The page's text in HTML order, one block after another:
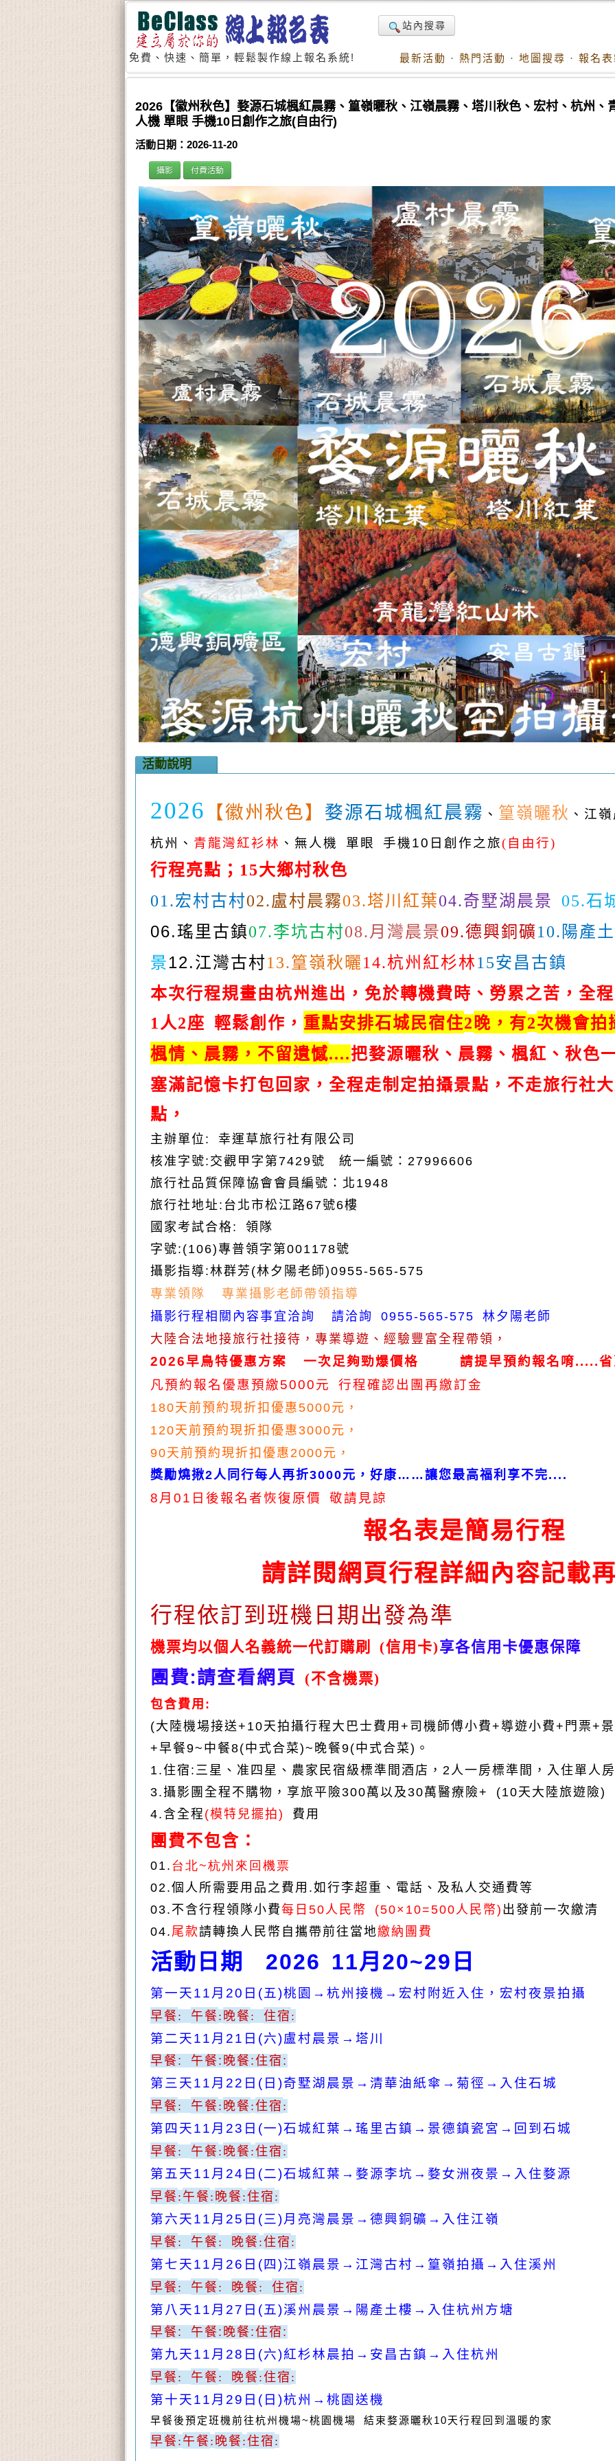
免費、快速、簡單，輕鬆製作線上報名系統!
站內搜尋
最新活動 · 熱門活動 · 地圖搜尋 · 報名
2026【徽州秋色】婺源石城楓紅晨霧、篁嶺曬秋、江嶺晨霧、塔川秋色、宏村、杭州、
人機 單眼 手機10日創作之旅(自由行)
活動日期：2026-11-20
攝影 付費活動
活動說明
2026 【徽州秋色】 婺源石城楓紅晨霧 、 篁嶺曬秋 、江
杭州、 青龍灣紅衫林 、無人機 單眼 手機10 日創作之旅( 自由行)
行程亮點； 15大鄉村秋色
01.宏村古村02.盧村晨霧03.塔川紅葉04.奇墅湖晨景 05.石
06.瑤里古鎮07.李坑古村08.月灣晨景09.德興銅礦10.陽產
景12.江灣古村13.篁嶺秋曬14.杭州紅杉林15安昌古鎮
本次行程規畫由杭州進出，免於轉機費時、勞累之苦，全
1人2座 輕鬆創作， 重點安排石城民宿住2晚，有2次機會拍
楓情、晨霧，不留遺憾....把婺源曬秋、晨霧、楓紅、秋色
塞滿記憶卡打包回家，全程走制定拍攝景點，不走旅行社
點，
主辦單位 : 幸運草旅行社有限公司
核准字號: 交觀甲字第 7429號 統一編號： 27996606
旅行社品質保障協會會員編號：北 1948
旅行社地址 : 台北市松江路67號6樓
國家考試合格: 領隊
字號:(106)專普領字第001178號
攝影指導:林群芳 (林夕陽老師)0955-565-575
專業領隊
專業攝影老師帶領指導
攝影行程相關內容事宜洽詢
請洽詢 0955-565-575 林夕陽老師
大陸合法地接旅行社接待，專業導遊、經驗豐富全程帶領，
2026早鳥特優惠方案 一次足夠勁爆價格 請提早預約報名唷.....
凡預約報名優惠預繳5000元 行程確認出團再繳訂金
180天前預約現折扣優惠5000元，
120天前預約現折扣優惠3000元，
90天前預約現折扣優惠2000元，
獎勵燒揪2人同行每人再折3000元， 好康 …… 讓您最高福利享不完....
8月 01 日後報名者恢復原價 敬請見諒
報名表是簡易行程
請詳閱網頁行程詳細內容記載
行程依訂到班機日期出發為準
機票均以個人名義統一代訂購刷 (信用卡)享各信用卡優惠保障
團費:請查看網頁 (不含機票)
包含費用 :
(大陸機場接送+10天拍攝行程大巴士費用 + 司機師傅小費+ 導遊小費+ 門票+
+早餐9~ 中餐8(中式合菜)~ 晚餐9(中式合菜) 。
1.住宿 : 三星、准四星、農家民宿級標準間酒店， 2人一房標準間，入住單人
3.攝影團全程不購物，享旅平險300萬以及30萬醫療險+ (10天大陸旅遊險)
4. 含全程 (模特兒擺拍) 費用
團費不包含：
01. 台北~杭州來回機票
02.個人所需要用品之費用 .如行李超重、電話、及私人交通費等
03. 不含行程領隊小費每日 50人民幣 (50× 10=500人民幣) 出發前一次繳清
04. 尾款請轉換人民幣 自攜帶 前往當地繳納團費
活動日期 2026 11月 20~29 日
第一天11月 20 日 (五)桃園→杭州接機→宏村附近入住，宏村夜景拍攝
早餐 : 午餐 : 晚餐 : 住宿 :
第二天11月 21 日 (六)盧村晨景→塔川
早餐 : 午餐 : 晚餐 :住宿 :
第三天11月 22 日 ( 日 )奇墅湖晨景→清華油紙傘→菊徑→入住石城
早餐 : 午餐 : 晚餐 :住宿 :
第四天11月 23 日 (一)石城紅葉→瑤里古鎮→景德鎮瓷宮→回到石城
早餐 : 午餐 : 晚餐 :住宿 :
第五天11月 24 日 (二)石城紅葉→婺源李坑→婺女洲夜景→入住婺源
早餐 : 午餐 : 晚餐 :住宿 :
第六天11月 25 日 (三)月亮灣晨景→德興銅礦→入住江嶺
早餐 : 午餐 : 晚餐 :住宿 :
第七天11月 26 日 ( 四 )江嶺晨景→江灣古村→篁嶺拍攝→入住溪州
早餐 : 午餐 : 晚餐 : 住宿 :
第八天11月 27 日 (五)溪州晨景→陽產土樓→入住杭州方塘
早餐 : 午餐 : 晚餐 :住宿 :
第九天11月 28 日 (六)紅杉林晨拍→安昌古鎮→入住杭州
早餐 : 午餐 : 晚餐 :住宿 :
第十天11月 29 日 ( 日 )杭州→桃園送機
早餐後預定班機前往杭州機場~桃園機場 結束婺源曬秋 10天行程回到溫暖的家
早餐 : 午餐 : 晚餐 :住宿 :